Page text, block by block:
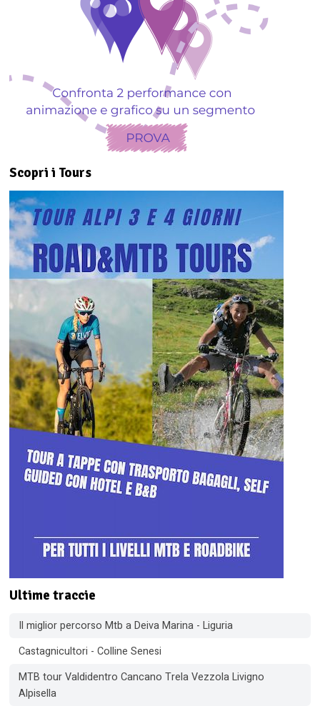
Scopri i Tours
Ultime traccie
Il miglior percorso Mtb a Deiva Marina - Liguria
Castagnicultori - Colline Senesi
MTB tour Valdidentro Cancano Trela Vezzola Livigno
Alpisella